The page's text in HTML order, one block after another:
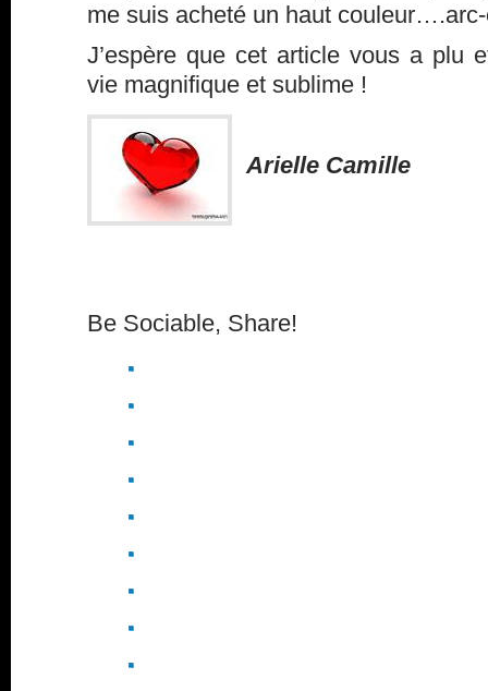
me suis acheté un haut
J’espère que cet article vous a plu
vie magnifique et sublime !
Arielle Camille
Be Sociable, Share!